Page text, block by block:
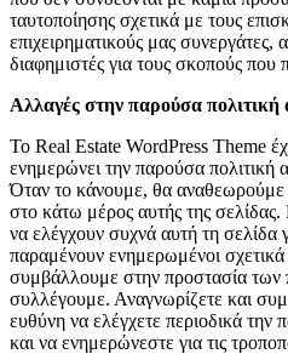
ταυτοποίησης σχετικά με τους
επιχειρηματικούς μας συνεργάτες,
διαφημιστές για τους σκοπούς που
Αλλαγές στην παρούσα πολιτική
Το Real Estate WordPress Theme
ενημερώνει την παρούσα πολιτική
Όταν το κάνουμε, θα
στο κάτω μέρος αυτής της
να ελέγχουν συχνά αυτή τη σελίδα
παραμένουν ενημερωμένοι
συμβάλλουμε στην προστασία
συλλέγουμε. Αναγνωρίζετε και
ευθύνη να ελέγχετε περιοδικά την
και να ενημερώνεστε για τις